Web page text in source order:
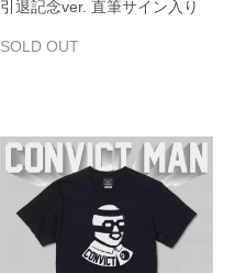
引退記念ver. 直筆サイン入り
SOLD OUT